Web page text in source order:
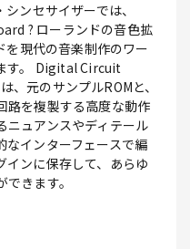
ンセサイザーでは、
? ローランドの音色拡
を現代の音楽制作のワー
す。 Digital Circuit
元のサンプルROMと、
路を複製する高度な動作
ニュアンスやディテール
なインターフェースで編
インに保存して、あらゆ
きます。